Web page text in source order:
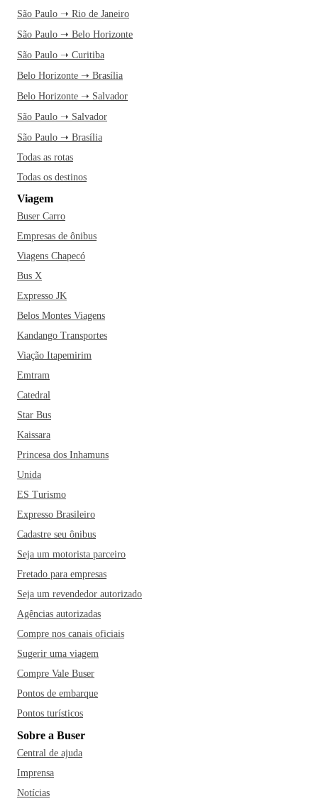
São Paulo ➝ Rio de Janeiro
São Paulo ➝ Belo Horizonte
São Paulo ➝ Curitiba
Belo Horizonte ➝ Brasília
Belo Horizonte ➝ Salvador
São Paulo ➝ Salvador
São Paulo ➝ Brasília
Todas as rotas
Todas os destinos
Viagem
Buser Carro
Empresas de ônibus
Viagens Chapecó
Bus X
Expresso JK
Belos Montes Viagens
Kandango Transportes
Viação Itapemirim
Emtram
Catedral
Star Bus
Kaissara
Princesa dos Inhamuns
Unida
ES Turismo
Expresso Brasileiro
Cadastre seu ônibus
Seja um motorista parceiro
Fretado para empresas
Seja um revendedor autorizado
Agências autorizadas
Compre nos canais oficiais
Sugerir uma viagem
Compre Vale Buser
Pontos de embarque
Pontos turísticos
Sobre a Buser
Central de ajuda
Imprensa
Notícias